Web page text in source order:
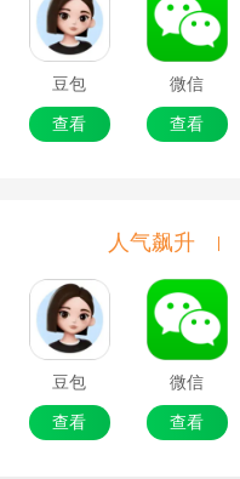
豆包
查看
微信
查看
人气飙升
豆包
查看
微信
查看